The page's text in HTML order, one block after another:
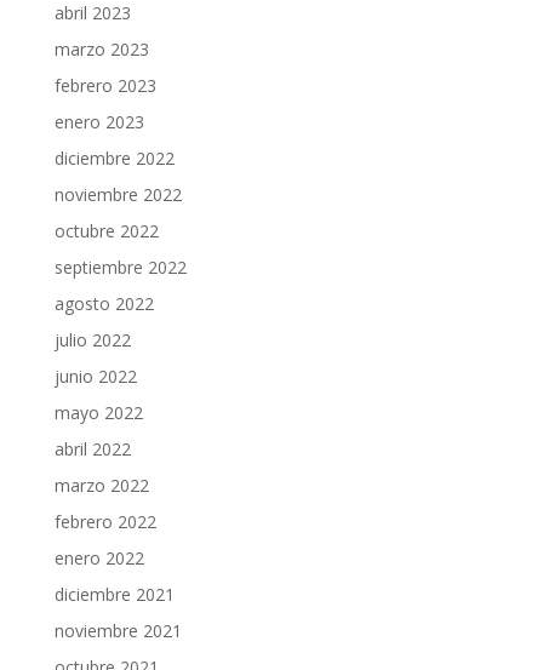
abril 2023
marzo 2023
febrero 2023
enero 2023
diciembre 2022
noviembre 2022
octubre 2022
septiembre 2022
agosto 2022
julio 2022
junio 2022
mayo 2022
abril 2022
marzo 2022
febrero 2022
enero 2022
diciembre 2021
noviembre 2021